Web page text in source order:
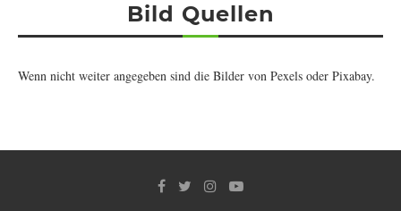
Bild Quellen
Wenn nicht weiter angegeben sind die Bilder von Pexels oder Pixabay.